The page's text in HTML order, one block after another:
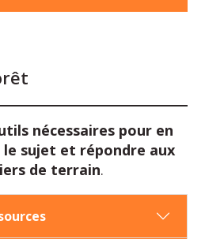
nécessaires pour en
le sujet et répondre aux
de terrain.